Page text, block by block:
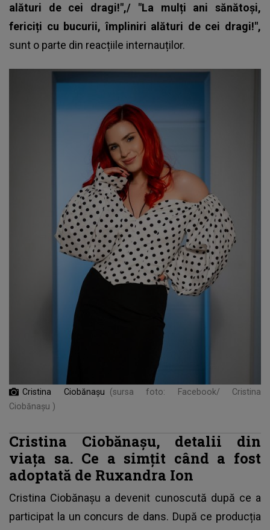
alături de cei dragi!",/ "La mulți ani sănătoși,
fericiți cu bucurii, împliniri alături de cei dragi!",
sunt o parte din reacțiile internauților.
Cristina Ciobănașu
(sursa foto: Facebook/ Cristina
Ciobănașu )
Cristina Ciobănașu, detalii din
viața sa. Ce a simțit când a fost
adoptată de Ruxandra Ion
Cristina Ciobănaşu a devenit cunoscută după ce a
participat la un concurs de dans. După ce producția